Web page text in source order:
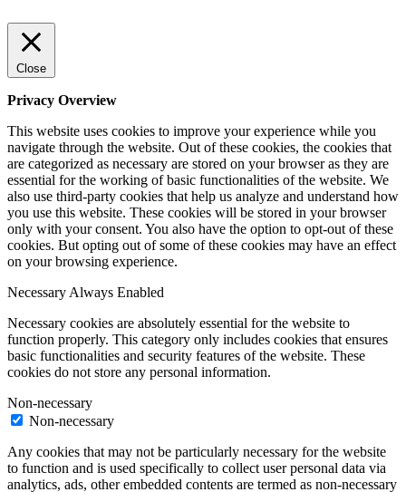
Close
Privacy Overview
This website uses cookies to improve your experience while you
navigate through the website. Out of these cookies, the cookies that
are categorized as necessary are stored on your browser as they are
essential for the working of basic functionalities of the website. We
also use third-party cookies that help us analyze and understand how
you use this website. These cookies will be stored in your browser
only with your consent. You also have the option to opt-out of these
cookies. But opting out of some of these cookies may have an effect
on your browsing experience.
NecessaryAlways Enabled
Necessary cookies are absolutely essential for the website to
function properly. This category only includes cookies that ensures
basic functionalities and security features of the website. These
cookies do not store any personal information.
Non-necessary
Non-necessary
Any cookies that may not be particularly necessary for the website
to function and is used specifically to collect user personal data via
analytics, ads, other embedded contents are termed as non-necessary